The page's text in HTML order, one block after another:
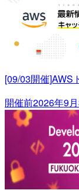
[09/03開催]AWS
開催前2026年9